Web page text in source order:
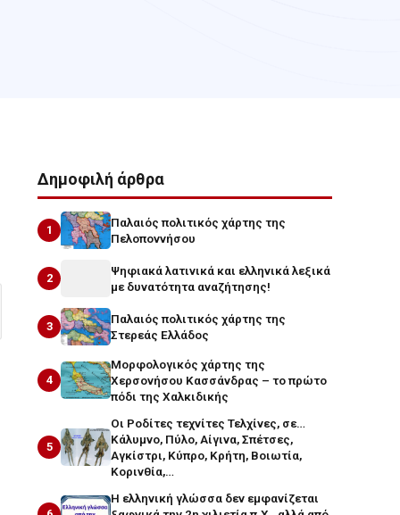
Δημοφιλή άρθρα
1
Παλαιός πολιτικός χάρτης της
Πελοποννήσου
2
Ψηφιακά λατινικά και ελληνικά λεξικά
με δυνατότητα αναζήτησης!
3
Παλαιός πολιτικός χάρτης της
Στερεάς Ελλάδος
4
Μορφολογικός χάρτης της
Χερσονήσου Κασσάνδρας – το πρώτο
πόδι της Χαλκιδικής
5
Οι Ροδίτες τεχνίτες Τελχίνες, σε…
Κάλυμνο, Πύλο, Αίγινα, Σπέτσες,
Αγκίστρι, Κύπρο, Κρήτη, Βοιωτία,
Κορινθία,…
Η ελληνική γλώσσα δεν εμφανίζεται